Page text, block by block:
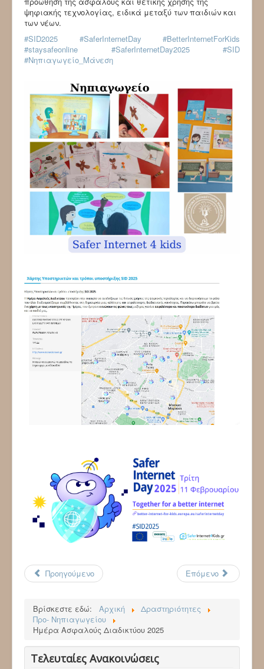
ψηφιακής τεχνολογίας, ειδικά μεταξύ των παιδιών και
των νέων.
#SID2025
#SaferInternetDay
#BetterInternetForKids
#staysafeonline
#SaferInternetDay2025
#SID
#Νηπιαγωγείο_Μάνεση
Προηγούμενο Επόμενο
Βρίσκεστε εδώ: Αρχική
Δραστηριότητες
Προ- Νηπιαγωγείου
Ημέρα Ασφαλούς Διαδικτύου 2025
Τελευταίες Ανακοινώσεις